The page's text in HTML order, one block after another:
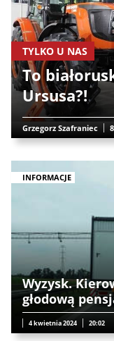
TYLKO U NAS
To
Ursusa?!
Grzegorz Szafraniec
INFORMACJE
Wyzysk.
głodową
4 kwietnia 2024 20:02